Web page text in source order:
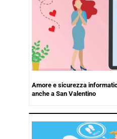
Amore e sicurezza
anche a San Valentino